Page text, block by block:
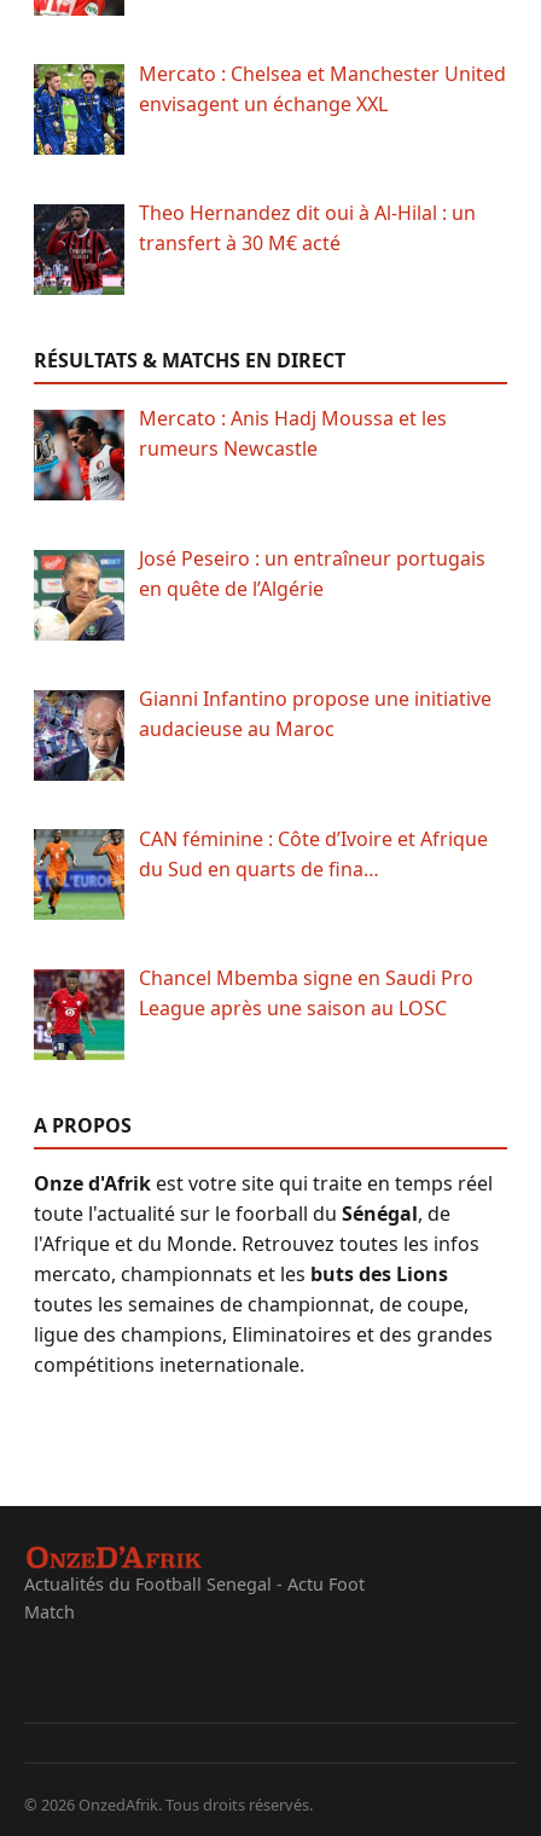
Mercato : Chelsea et Manchester United
envisagent un échange XXL
Theo Hernandez dit oui à Al-Hilal : un
transfert à 30 M€ acté
RÉSULTATS & MATCHS EN DIRECT
Mercato : Anis Hadj Moussa et les
rumeurs Newcastle
José Peseiro : un entraîneur portugais
en quête de l’Algérie
Gianni Infantino propose une initiative
audacieuse au Maroc
CAN féminine : Côte d’Ivoire et Afrique
du Sud en quarts de fina…
Chancel Mbemba signe en Saudi Pro
League après une saison au LOSC
A PROPOS
Onze d'Afrikest votre site qui traite en temps réel
toute l'actualité sur le foorball du Sénégal, de
l'Afrique et du Monde. Retrouvez toutes les infos
mercato, championnats et les buts des Lions
toutes les semaines de championnat, de coupe,
ligue des champions, Eliminatoires et des grandes
compétitions ineternationale.
Actualités du Football Senegal - Actu Foot
Match
© 2026 OnzedAfrik. Tous droits réservés.